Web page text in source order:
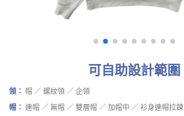
可自助設計範圍
領： 帽 ／ 螺紋領 ／ 企領
帽： 連帽 ／ 無帽 ／ 雙層帽 ／ 加帽中 ／ 衫身連帽拉鍊